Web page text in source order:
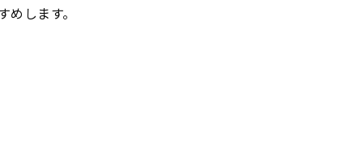
します。